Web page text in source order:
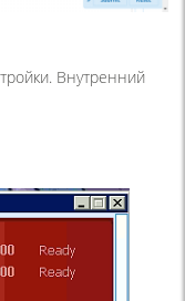
Внутренний